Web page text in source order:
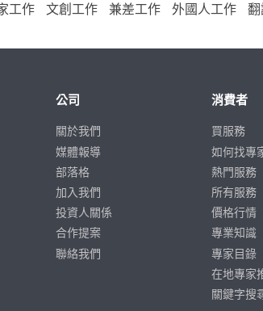
工作 文創工作 兼差工作 外國人工作 翻
公司
關於我們
媒體報導
部落格
加入我們
投資人關係
合作提案
聯絡我們
消費者
買服務
如何找專
熱門服務
所有服務
價格行情
專業知識
專家目錄
在地專家
關鍵字搜